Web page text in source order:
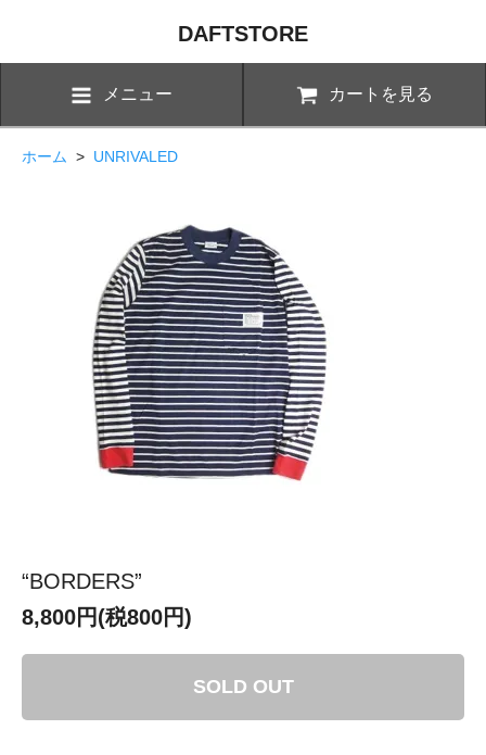
DAFTSTORE
メニュー カートを見る
ホーム > UNRIVALED
“BORDERS”
8,800円(税800円)
SOLD OUT